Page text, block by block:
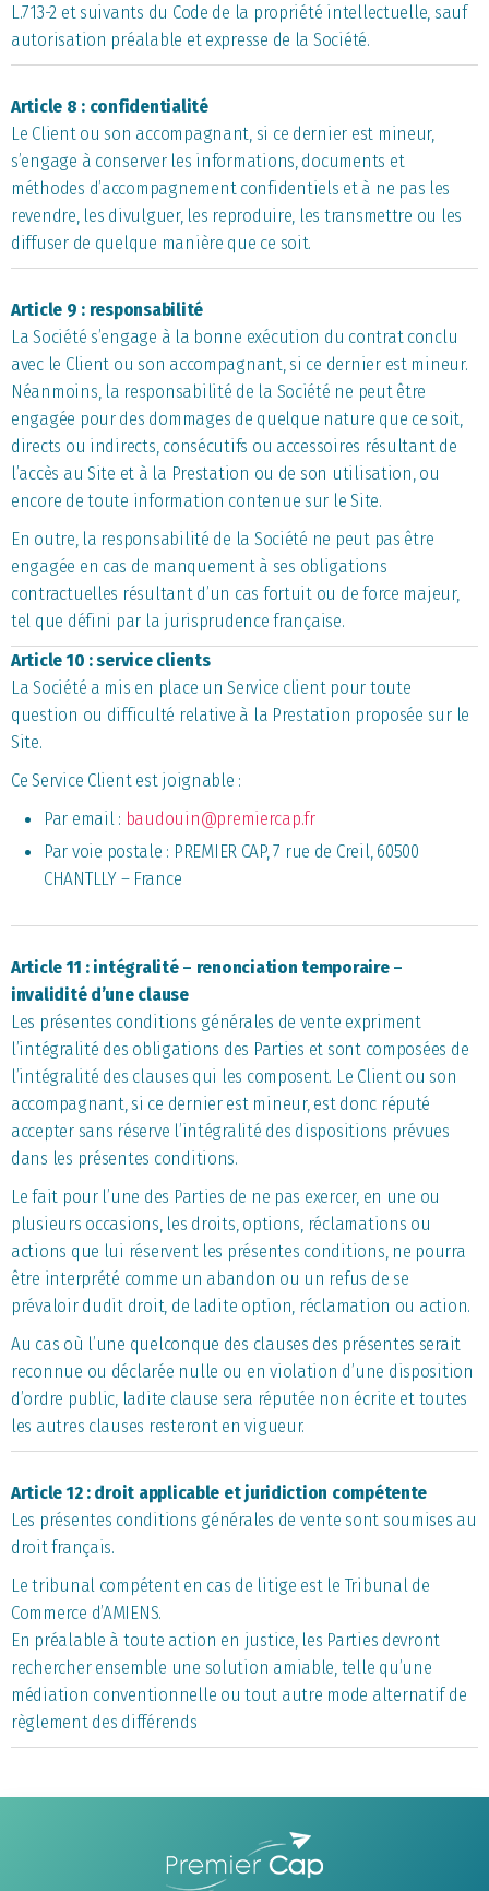
L.713-2 et suivants du Code de la propriété intellectuelle, sauf
autorisation préalable et expresse de la Société.
Article 8 : confidentialité
Le Client ou son accompagnant, si ce dernier est mineur,
s’engage à conserver les informations, documents et
méthodes d’accompagnement confidentiels et à ne pas les
revendre, les divulguer, les reproduire, les transmettre ou les
diffuser de quelque manière que ce soit.
Article 9 : responsabilité
La Société s’engage à la bonne exécution du contrat conclu
avec le Client ou son accompagnant, si ce dernier est mineur.
Néanmoins, la responsabilité de la Société ne peut être
engagée pour des dommages de quelque nature que ce soit,
directs ou indirects, consécutifs ou accessoires résultant de
l’accès au Site et à la Prestation ou de son utilisation, ou
encore de toute information contenue sur le Site.
En outre, la responsabilité de la Société ne peut pas être
engagée en cas de manquement à ses obligations
contractuelles résultant d’un cas fortuit ou de force majeur,
tel que défini par la jurisprudence française.
Article 10 : service clients
La Société a mis en place un Service client pour toute
question ou difficulté relative à la Prestation proposée sur le
Site.
Ce Service Client est joignable :
Par email : baudouin@premiercap.fr
Par voie postale : PREMIER CAP, 7 rue de Creil, 60500
CHANTLLY – France
Article 11 : intégralité – renonciation temporaire –
invalidité d’une clause
Les présentes conditions générales de vente expriment
l’intégralité des obligations des Parties et sont composées de
l’intégralité des clauses qui les composent. Le Client ou son
accompagnant, si ce dernier est mineur, est donc réputé
accepter sans réserve l’intégralité des dispositions prévues
dans les présentes conditions.
Le fait pour l’une des Parties de ne pas exercer, en une ou
plusieurs occasions, les droits, options, réclamations ou
actions que lui réservent les présentes conditions, ne pourra
être interprété comme un abandon ou un refus de se
prévaloir dudit droit, de ladite option, réclamation ou action.
Au cas où l’une quelconque des clauses des présentes serait
reconnue ou déclarée nulle ou en violation d’une disposition
d’ordre public, ladite clause sera réputée non écrite et toutes
les autres clauses resteront en vigueur.
Article 12 : droit applicable et juridiction compétente
Les présentes conditions générales de vente sont soumises au
droit français.
Le tribunal compétent en cas de litige est le Tribunal de
Commerce d’AMIENS.
En préalable à toute action en justice, les Parties devront
rechercher ensemble une solution amiable, telle qu’une
médiation conventionnelle ou tout autre mode alternatif de
règlement des différends